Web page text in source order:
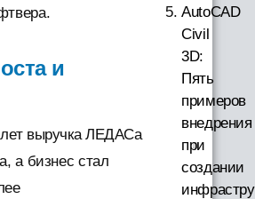
и
выручка ЛЕДАСа
а бизнес стал
AutoCAD
Civil
3D:
Пять
примеров
внедрения
при
создании